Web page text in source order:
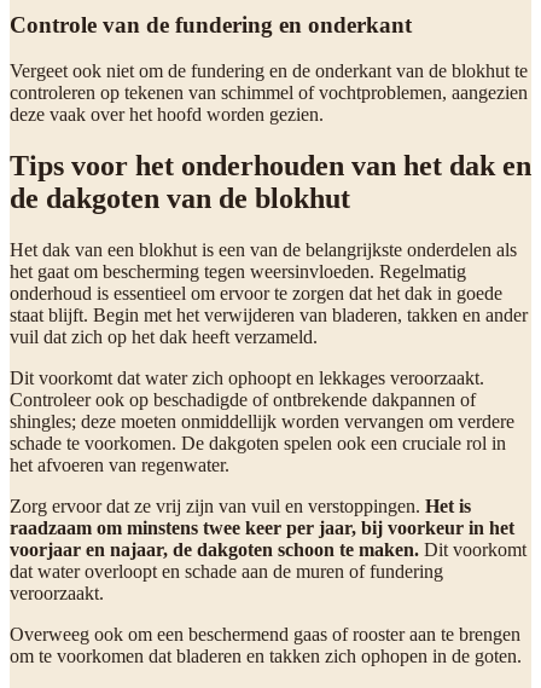
Controle van de fundering en onderkant
Vergeet ook niet om de fundering en de onderkant van de blokhut te
controleren op tekenen van schimmel of vochtproblemen, aangezien
deze vaak over het hoofd worden gezien.
Tips voor het onderhouden van het dak en
de dakgoten van de blokhut
Het dak van een blokhut is een van de belangrijkste onderdelen als
het gaat om bescherming tegen weersinvloeden. Regelmatig
onderhoud is essentieel om ervoor te zorgen dat het dak in goede
staat blijft. Begin met het verwijderen van bladeren, takken en ander
vuil dat zich op het dak heeft verzameld.
Dit voorkomt dat water zich ophoopt en lekkages veroorzaakt.
Controleer ook op beschadigde of ontbrekende dakpannen of
shingles; deze moeten onmiddellijk worden vervangen om verdere
schade te voorkomen. De dakgoten spelen ook een cruciale rol in
het afvoeren van regenwater.
Zorg ervoor dat ze vrij zijn van vuil en verstoppingen. Het is
raadzaam om minstens twee keer per jaar, bij voorkeur in het
voorjaar en najaar, de dakgoten schoon te maken. Dit voorkomt
dat water overloopt en schade aan de muren of fundering
veroorzaakt.
Overweeg ook om een beschermend gaas of rooster aan te brengen
om te voorkomen dat bladeren en takken zich ophopen in de goten.